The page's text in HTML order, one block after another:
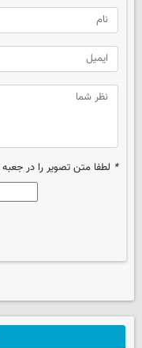
* لطفا متن تصویر را در